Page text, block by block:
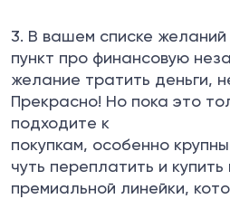
3. В вашем списке желаний
пункт про финансовую
желание тратить деньги,
Прекрасно! Но пока это
подходите к
покупкам, особенно
чуть переплатить и
премиальной линейки,